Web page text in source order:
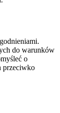
do warunków
o
przeciwko